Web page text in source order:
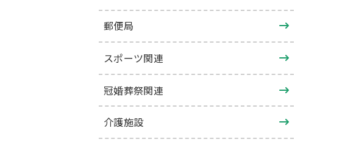
郵便局
スポーツ関連
冠婚葬祭関連
介護施設